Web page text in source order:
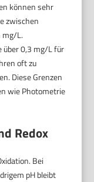
können sehr
zwischen
mg/L.
über 0,3 mg/L für
oft zu
Diese Grenzen
wie Photometrie
Redox
Bei
pH bleibt